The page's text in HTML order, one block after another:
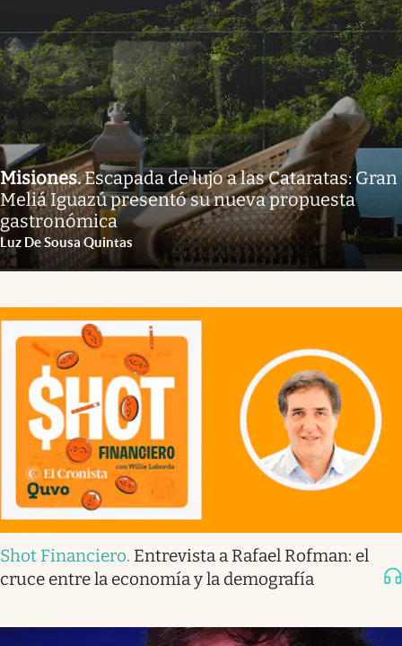
Misiones.Escapada de lujo a las Cataratas: Gran
Meliá Iguazú presentó su nueva propuesta
gastronómica
Luz De Sousa Quintas
Shot Financiero. Entrevista a Rafael Rofman: el
cruce entre la economía y la demografía